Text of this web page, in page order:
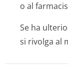
o al
Se ha
si rivolga al